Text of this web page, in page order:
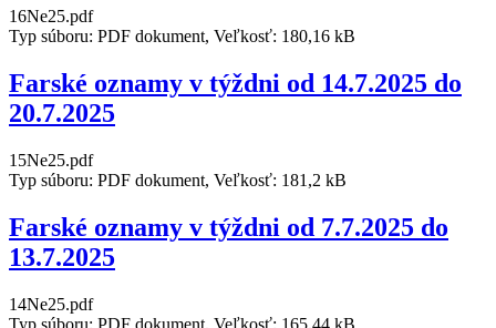
16Ne25.pdf
Typ súboru: PDF dokument, Veľkosť: 180,16 kB
Farské oznamy v týždni od 14.7.2025 do
20.7.2025
15Ne25.pdf
Typ súboru: PDF dokument, Veľkosť: 181,2 kB
Farské oznamy v týždni od 7.7.2025 do
13.7.2025
14Ne25.pdf
Typ súboru: PDF dokument, Veľkosť: 165,44 kB